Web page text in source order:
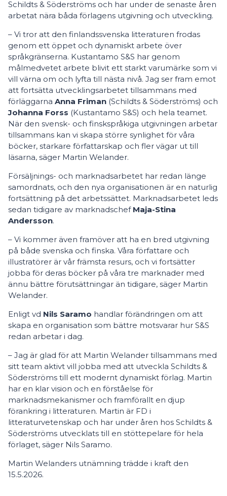
Schildts & Söderströms och har under de senaste åren
arbetat nära båda förlagens utgivning och utveckling.
– Vi tror att den finlandssvenska litteraturen frodas
genom ett öppet och dynamiskt arbete över
språkgränserna. Kustantamo S&S har genom
målmedvetet arbete blivit ett starkt varumärke som vi
vill värna om och lyfta till nästa nivå. Jag ser fram emot
att fortsätta utvecklingsarbetet tillsammans med
förläggarna Anna Friman (Schildts & Söderströms) och
Johanna Forss (Kustantamo S&S) och hela teamet.
När den svensk- och finskspråkiga utgivningen arbetar
tillsammans kan vi skapa större synlighet för våra
böcker, starkare författarskap och fler vägar ut till
läsarna, säger Martin Welander.
Försäljnings- och marknadsarbetet har redan länge
samordnats, och den nya organisationen är en naturlig
fortsättning på det arbetssättet. Marknadsarbetet leds
sedan tidigare av marknadschefMaja-Stina
Andersson.
– Vi kommer även framöver att ha en bred utgivning
på både svenska och finska. Våra författare och
illustratörer är vår främsta resurs, och vi fortsätter
jobba för deras böcker på våra tre marknader med
ännu bättre förutsättningar än tidigare, säger Martin
Welander.
Enligt vd Nils Saramo handlar förändringen om att
skapa en organisation som bättre motsvarar hur S&S
redan arbetar i dag.
– Jag är glad för att Martin Welander tillsammans med
sitt team aktivt vill jobba med att utveckla Schildts &
Söderströms till ett modernt dynamiskt förlag. Martin
har en klar vision och en förståelse för
marknadsmekanismer och framförallt en djup
förankring i litteraturen. Martin är FD i
litteraturvetenskap och har under åren hos Schildts &
Söderströms utvecklats till en stöttepelare för hela
förlaget, säger Nils Saramo.
Martin Welanders utnämning trädde i kraft den
15.5.2026.